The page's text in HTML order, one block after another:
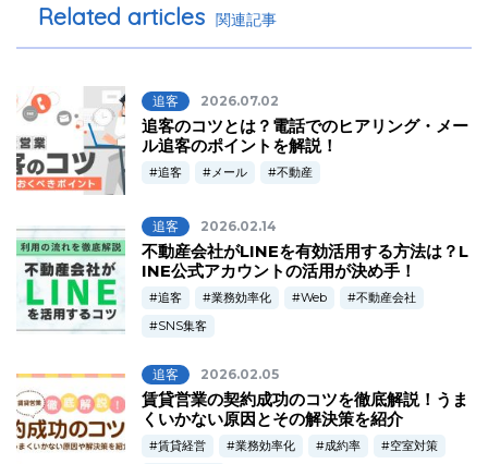
Related articles 関連記事
追客 2026.07.02
追客のコツとは？電話でのヒアリング・メー
ル追客のポイントを解説！
追客 メール 不動産
追客 2026.02.14
不動産会社がLINEを有効活用する方法は？L
INE公式アカウントの活用が決め手！
追客 業務効率化 Web
不動産会社
SNS集客
追客 2026.02.05
賃貸営業の契約成功のコツを徹底解説！うま
くいかない原因とその解決策を紹介
賃貸経営 業務効率化 成約率
空室対策